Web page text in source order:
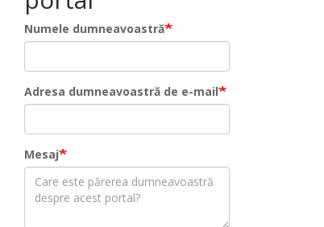
Numele dumneavoastră
Adresa dumneavoastră de e-mail
Mesaj